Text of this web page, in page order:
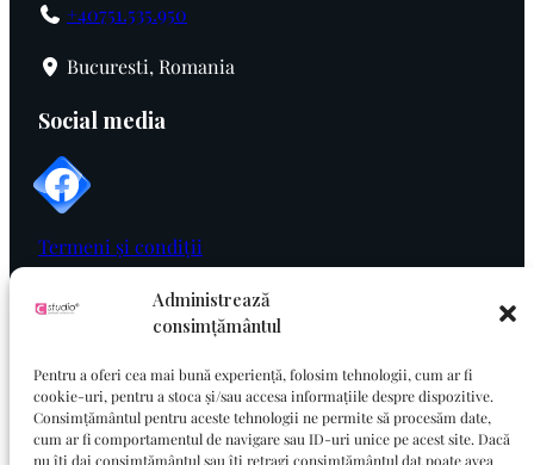
Administrează
consimțământul
Pentru a oferi cea mai bună experiență, folosim tehnologii, cum ar fi
cookie-uri, pentru a stoca și/sau accesa informațiile despre dispozitive.
Consimțământul pentru aceste tehnologii ne permite să procesăm date,
cum ar fi comportamentul de navigare sau ID-uri unice pe acest site. Dacă
nu îți dai consimțământul sau îți retragi consimțământul dat poate avea
+40751.535.950
Bucuresti, Romania
Social media
Termeni și condiții
Politica de cookie